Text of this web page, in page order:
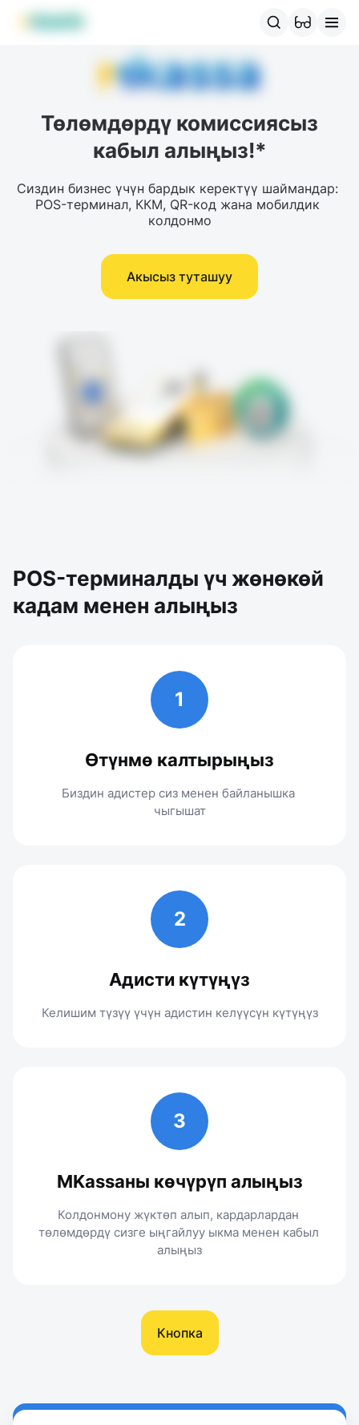
MBANK өнүмдөрү
Төлөмдөрдү комиссиясыз
кабыл алыңыз!*
Сиздин бизнес үчүн бардык керектүү шаймандар:
POS-терминал, ККМ, QR-код жана мобилдик
колдонмо
Акысыз туташуу
POS-терминалды үч жөнөкөй
кадам менен алыңыз
1
Өтүнмө калтырыңыз
Биздин адистер сиз менен байланышка
чыгышат
2
Адисти күтүңүз
Келишим түзүү үчүн адистин келүүсүн күтүңүз
3
MKassaны көчүрүп алыңыз
Колдонмону жүктөп алып, кардарлардан
төлөмдөрдү сизге ыңгайлуу ыкма менен кабыл
алыңыз
Кнопка